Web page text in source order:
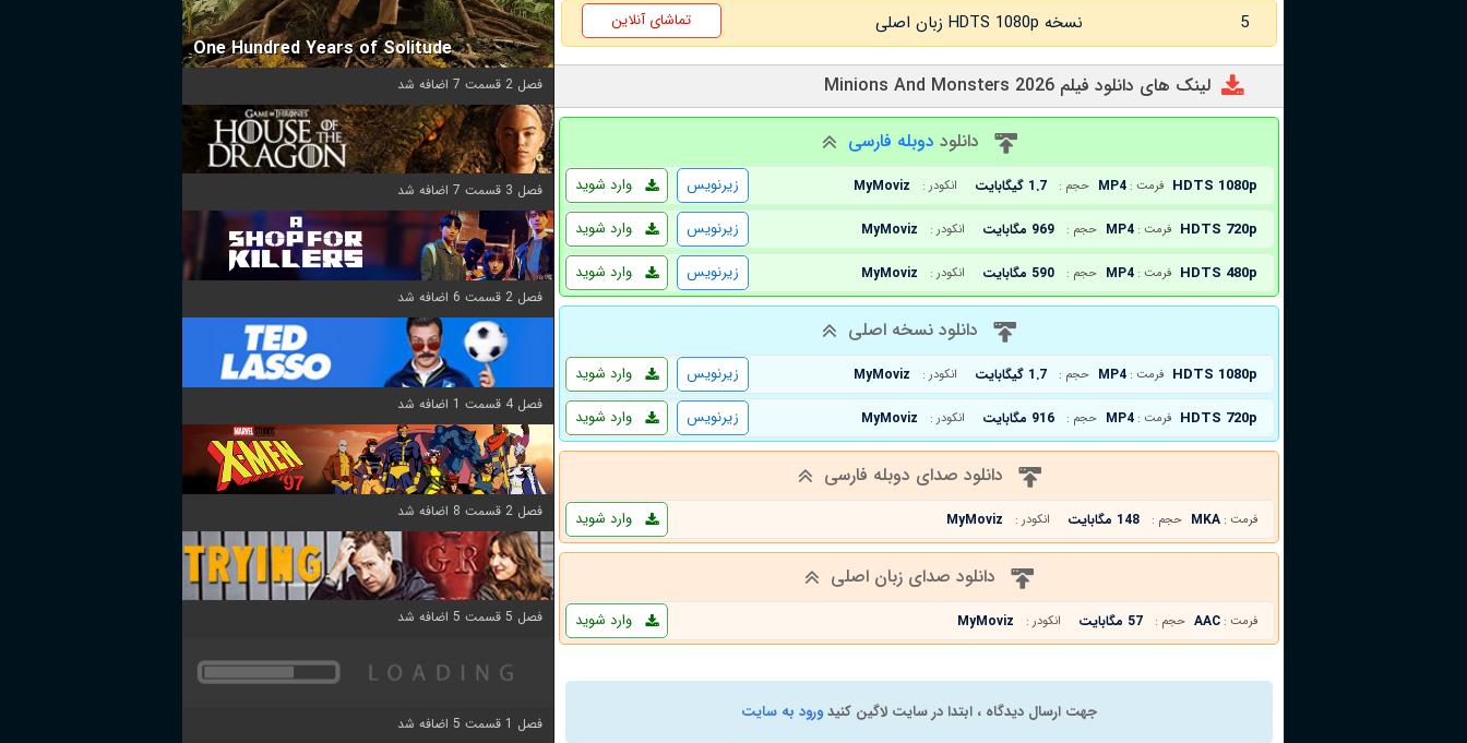
5 نسخه HDTS 1080p زبان اصلی تماشای آنلاین
لینک های دانلود فیلم Minions And Monsters 2026
دانلود دوبله فارسی
HDTS 1080p فرمت : MP4 حجم : 1.7 گیگابایت انکودر : MyMoviz وارد شوید
زیرنویس
HDTS 720p فرمت : MP4 حجم : 969 مگابایت انکودر : MyMoviz وارد شوید
زیرنویس
HDTS 480p فرمت : MP4 حجم : 590 مگابایت انکودر : MyMoviz وارد شوید زیرنویس
دانلود نسخه اصلی
HDTS 1080p فرمت : MP4 حجم : 1.7 گیگابایت انکودر : MyMoviz وارد شوید
زیرنویس
HDTS 720p فرمت : MP4 حجم : 916 مگابایت انکودر : MyMoviz وارد شوید زیرنویس
دانلود صدای دوبله فارسی
فرمت : MKA حجم : 148 مگابایت انکودر : MyMoviz وارد شوید
دانلود صدای زبان اصلی
فرمت : AAC حجم : 57 مگابایت انکودر : MyMoviz وارد شوید
جهت ارسال دیدگاه ، ابتدا در سایت لاگین کنیدورود به سایت
One Hundred Years of Solitude
فصل 2 قسمت 7 اضافه شد
فصل 3 قسمت 7 اضافه شد
فصل 2 قسمت 6 اضافه شد
فصل 4 قسمت 1 اضافه شد
فصل 2 قسمت 8 اضافه شد
فصل 5 قسمت 5 اضافه شد
فصل 1 قسمت 5 اضافه شد